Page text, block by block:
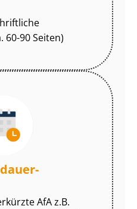
60-90 Seiten)
AfA z.B.